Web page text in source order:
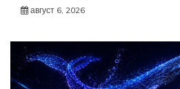
август 6, 2026